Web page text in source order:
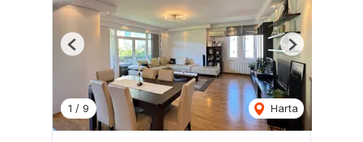
1 / 9 Harta
Previous Next